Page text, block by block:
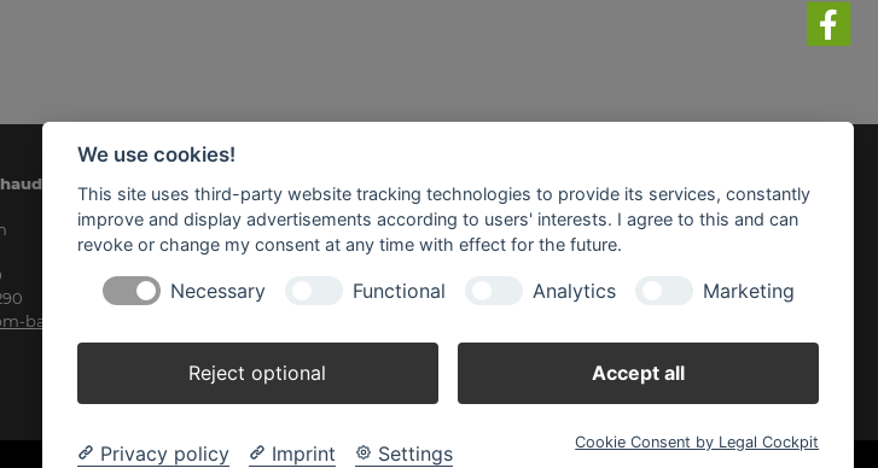
baumarkt.de
Öffnungszeiten:
Montag - Freitag:
8.00 - 19.00 Uhr
8.00 - 18.00 Uhr
We use cookies!
This site uses third-party website tracking technologies to provide its services, constantly
improve and display advertisements according to users' interests. I agree to this and can
revoke or change my consent at any time with effect for the future.
Necessary Functional Analytics Marketing
Reject optional Accept all
Privacy policy Imprint Settings Cookie Consent by Legal Cockpit